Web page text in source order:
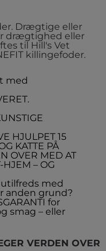
Drægtige eller
drægtighed eller
til Hill's Vet
killingefoder.
med
HJULPET 15
KATTE PÅ
OVER MED AT
HJEM – OG
med
anden grund?
for
smag – eller
VERDEN OVER